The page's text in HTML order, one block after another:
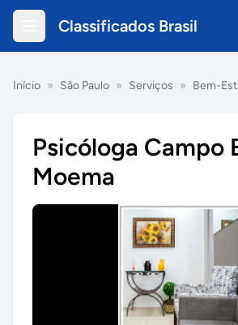
Classificados Brasil
Início » São Paulo » Serviços » Bem-
Psicóloga Campo
Moema